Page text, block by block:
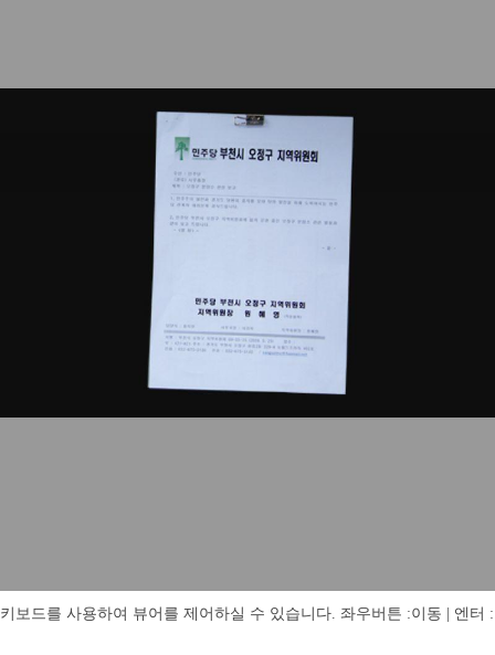
키보드를 사용하여 뷰어를 제어하실 수 있습니다. 좌우버튼 :이동 | 엔터